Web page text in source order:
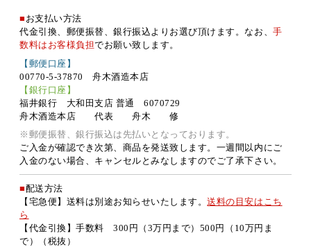
■ お支払い方法
代金引換、郵便振替、銀行振込よりお選び頂けます。なお、手
数料はお客様負担でお願い致します。
【郵便口座】
00770-5-37870 舟木酒造本店
【銀行口座】
福井銀行 大和田支店 普通 6070729
舟木酒造本店 代表 舟木 修
※郵便振替、銀行振込は先払いとなっております。
ご入金が確認でき次第、商品を発送致します。一週間以内にご
入金のない場合、キャンセルとみなしますのでご了承下さい。
■配送方法
【宅急便】送料は別途お知らせいたします。送料の目安はこち
ら
【代金引換】手数料 300円（3万円まで）500円（10万円ま
で）（税抜）